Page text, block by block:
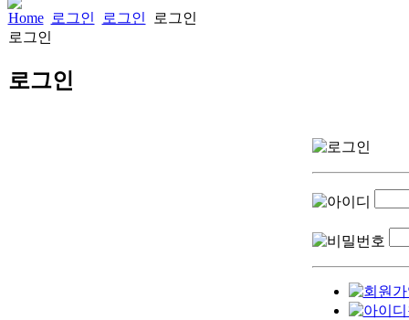
Home 로그인 로그인
로그인
로그인
로그인